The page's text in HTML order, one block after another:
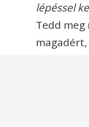
lépéssel
Tedd meg